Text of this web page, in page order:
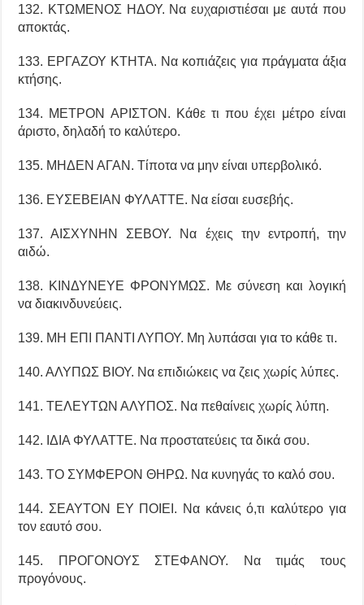
132. ΚΤΩΜΕΝΟΣ ΗΔΟΥ. Να ευχαριστιέσαι με αυτά που
αποκτάς.
133. ΕΡΓΑΖΟΥ ΚΤΗΤΑ. Να κοπιάζεις για πράγματα άξια
κτήσης.
134. ΜΕΤΡΟΝ ΑΡΙΣΤΟΝ. Κάθε τι που έχει μέτρο είναι
άριστο, δηλαδή το καλύτερο.
135. ΜΗΔΕΝ ΑΓΑΝ. Τίποτα να μην είναι υπερβολικό.
136. ΕΥΣΕΒΕΙΑΝ ΦΥΛΑΤΤΕ. Να είσαι ευσεβής.
137. ΑΙΣΧΥΝΗΝ ΣΕΒΟΥ. Να έχεις την εντροπή, την
αιδώ.
138. ΚΙΝΔΥΝΕΥΕ ΦΡΟΝΥΜΩΣ. Με σύνεση και λογική
να διακινδυνεύεις.
139. ΜΗ ΕΠΙ ΠΑΝΤΙ ΛΥΠΟΥ. Μη λυπάσαι για το κάθε τι.
140. ΑΛΥΠΩΣ ΒΙΟΥ. Να επιδιώκεις να ζεις χωρίς λύπες.
141. ΤΕΛΕΥΤΩΝ ΑΛΥΠΟΣ. Να πεθαίνεις χωρίς λύπη.
142. ΙΔΙΑ ΦΥΛΑΤΤΕ. Να προστατεύεις τα δικά σου.
143. ΤΟ ΣΥΜΦΕΡΟΝ ΘΗΡΩ. Να κυνηγάς το καλό σου.
144. ΣΕΑΥΤΟΝ ΕΥ ΠΟΙΕΙ. Να κάνεις ό,τι καλύτερο για
τον εαυτό σου.
145. ΠΡΟΓΟΝΟΥΣ ΣΤΕΦΑΝΟΥ. Να τιμάς τους
προγόνους.